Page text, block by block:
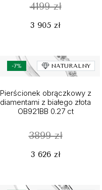
4199 zł
3 905 zł
-7% NATURALNY
Pierścionek obrączkowy z
diamentami z białego złota
OB921BB 0.27 ct
3899 zł
3 626 zł